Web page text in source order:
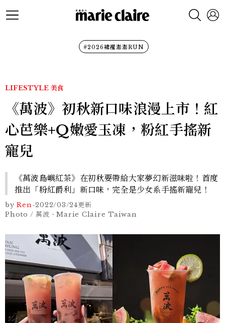
#2026裙襬澎澎RUN
LIFESTYLE 美食
《萬波》初秋新口味浪漫上市！紅
心芭樂+Q嫩愛玉凍，粉紅手搖新
寵兒
《萬波島嶼紅茶》在初秋要帶給大家夢幻新滋味啦！首度
推出「粉紅爵利」新口味，完全是少女系手搖新寵兒！
by Ren-2022/03/24更新
Photo / 萬波、Marie Claire Taiwan